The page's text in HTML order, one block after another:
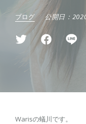
ブログ 公開日：
Warisの蟻川です。